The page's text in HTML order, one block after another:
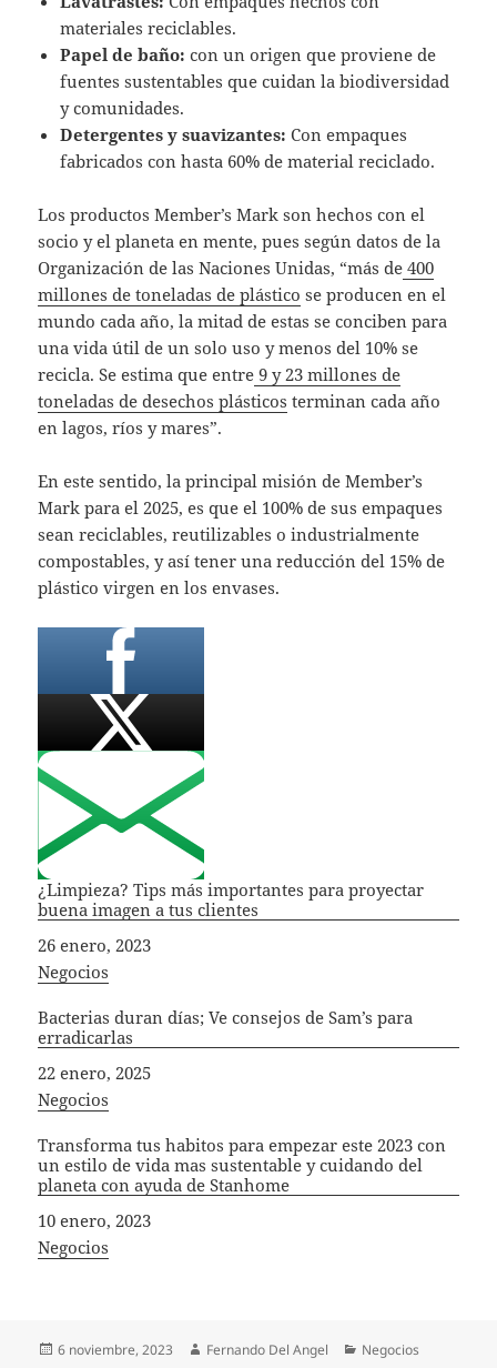
materiales reciclables.
Papel de baño: con un origen que proviene de
fuentes sustentables que cuidan la biodiversidad
y comunidades.
Detergentes y suavizantes: Con empaques
fabricados con hasta 60% de material reciclado.
Los productos Member’s Mark son hechos con el
socio y el planeta en mente, pues según datos de la
Organización de las Naciones Unidas, “más de 400
millones de toneladas de plástico se producen en el
mundo cada año, la mitad de estas se conciben para
una vida útil de un solo uso y menos del 10% se
recicla. Se estima que entre 9 y 23 millones de
toneladas de desechos plásticos terminan cada año
en lagos, ríos y mares”.
En este sentido, la principal misión de Member’s
Mark para el 2025, es que el 100% de sus empaques
sean reciclables, reutilizables o industrialmente
compostables, y así tener una reducción del 15% de
plástico virgen en los envases.
¿Limpieza? Tips más importantes para proyectar
buena imagen a tus clientes
Fecha
26 enero, 2023
In relation to
Negocios
Bacterias duran días; Ve consejos de Sam’s para
erradicarlas
Fecha
22 enero, 2025
In relation to
Negocios
Transforma tus habitos para empezar este 2023 con
un estilo de vida mas sustentable y cuidando del
planeta con ayuda de Stanhome
Fecha
10 enero, 2023
In relation to
Negocios
Publicado
6 noviembre, 2023 Autor
Fernando Del Angel Categorías
Negocios